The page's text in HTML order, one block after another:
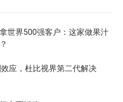
世界500强客户：这家做果汁
应，杜比视界第二代解决